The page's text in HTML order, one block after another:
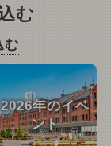
む
む
2026年のイベ
ント